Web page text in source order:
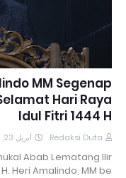
MM Segenap
Hari Raya
Idul Fitri 1444 H
Redaksi Duta أبريل 23, 2023
Abab Lematang Ilir
H. Heri Amalindo, MM be…